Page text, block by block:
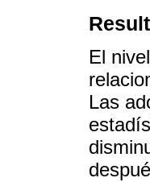
El
Las